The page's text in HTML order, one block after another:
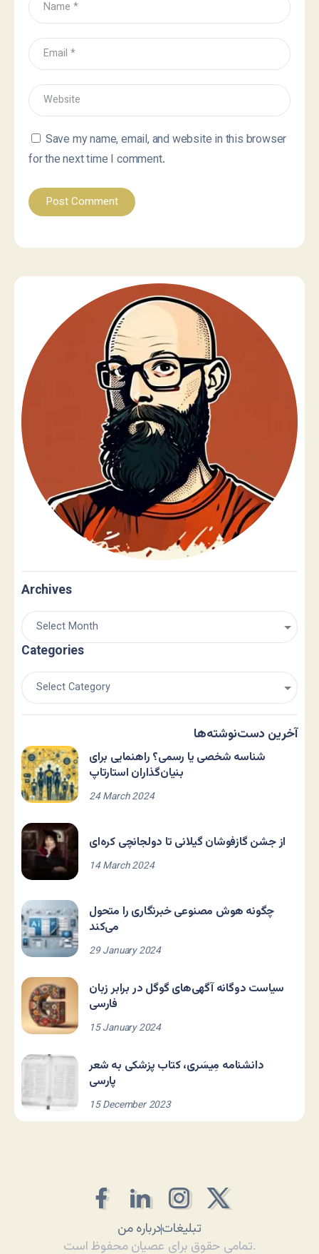
Save my name, email, and website in this browser
for the next time I comment.
Archives
Categories
آخرین دست‌نوشته‌ها
شناسه شخصی یا رسمی؟ راهنمایی برای
بنیان‌گذاران استارتاپ
24 March 2024
از جشن گازفوشان گیلانی تا دولجانچی کره‌ای
14 March 2024
چگونه هوش مصنوعی خبرنگاری را متحول
می‌کند
29 January 2024
سیاست دوگانه آگهی‌های گوگل در برابر زبان
فارسی
15 January 2024
دانشنامه مِیسَری، کتاب پزشکی به شعر
پارسی
15 December 2023
درباره منتبلیغات
تمامی حقوق برای عصیان محفوظ است.